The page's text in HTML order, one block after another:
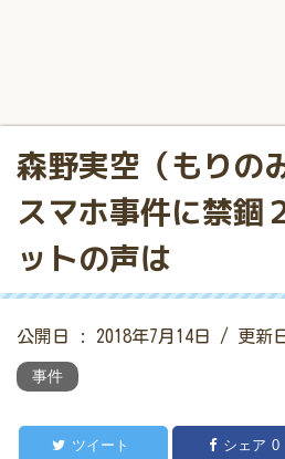
森野実空（もりの
スマホ事件に禁錮
ットの声は
公開日 : 2018年7月14日 / 更新
事件
ツイート シェア 0